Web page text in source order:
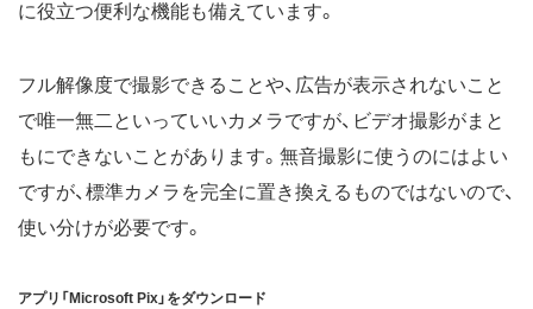
に役立つ便利な機能も備えています。
フル解像度で撮影できることや、広告が表示されないこと
で唯一無二といっていいカメラですが、ビデオ撮影がまと
もにできないことがあります。無音撮影に使うのにはよい
ですが、標準カメラを完全に置き換えるものではないので、
使い分けが必要です。
アプリ「Microsoft Pix」をダウンロード